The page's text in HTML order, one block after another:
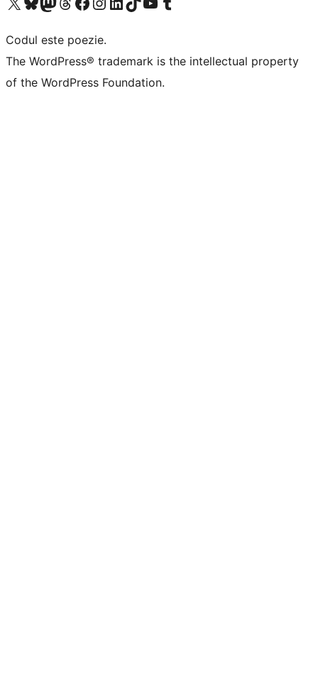
Codul este poezie.
The WordPress® trademark is the intellectual property
of the WordPress Foundation.